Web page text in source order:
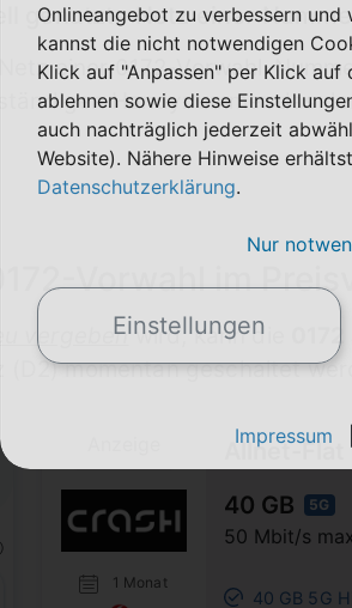
genutzte Netz einer
einer 0172-Vorwahl-
Handynummer das
Vorwahl im
vergebenwird, kann die
(D2) momentan geschaltet
1 Monat
Allnet-
40 GB
5G
50 Mbit/s
40 GB 5G
Onlineangebot zu verbessern
kannst die nicht notwendigen
Klick auf "Anpassen" per Klick
ablehnen sowie diese
auch nachträglich jederzeit
Website). Nähere Hinweise
Datenschutzerklärung.
Nur
Einstellungen
Impressum